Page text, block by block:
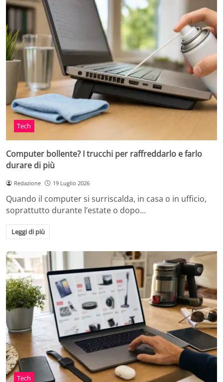
Tech
Computer bollente? I trucchi per raffreddarlo e farlo
durare di più
Redazione 19 Luglio 2026
Quando il computer si surriscalda, in casa o in ufficio,
soprattutto durante l’estate o dopo…
Leggi di più
Tech